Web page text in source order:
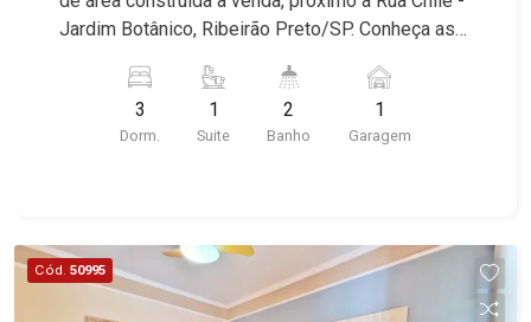
Jardim Botânico, Ribeirão Preto/SP. Conheça as
Imobiliária selecionou para você: - 167m² de área
terreno e 133m² de área construída - 3
dormitórios sendo 1 suíte - Banheiro social - Sala
Ribeirão Preto. Referência em imóveis de alto
padrão, somos especialistas na venda e locação
de casas e terrenos residenciais e comerciais
3
Dorm.
1
Suite
2
Banho
1
Garagem
Cód. 50995